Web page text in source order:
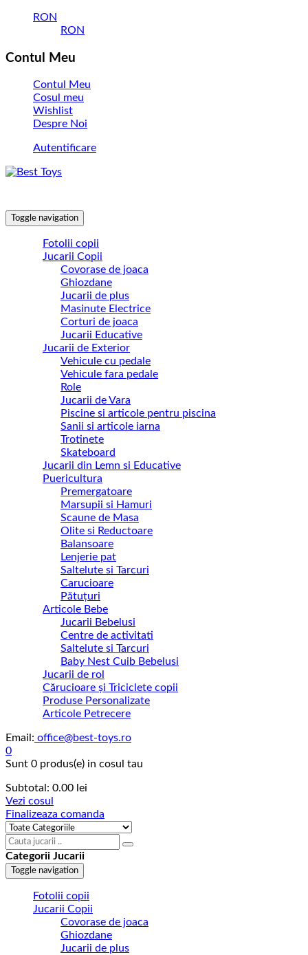
RON
RON
Contul Meu
Contul Meu
Cosul meu
Wishlist
Despre Noi
Autentificare
Toggle navigation
Fotolii copii
Jucarii Copii
Covorase de joaca
Ghiozdane
Jucarii de plus
Masinute Electrice
Corturi de joaca
Jucarii Educative
Jucarii de Exterior
Vehicule cu pedale
Vehicule fara pedale
Role
Jucarii de Vara
Piscine si articole pentru piscina
Sanii si articole iarna
Trotinete
Skateboard
Jucarii din Lemn si Educative
Puericultura
Premergatoare
Marsupii si Hamuri
Scaune de Masa
Olite si Reductoare
Balansoare
Lenjerie pat
Saltelute si Tarcuri
Carucioare
Pătuțuri
Articole Bebe
Jucarii Bebelusi
Centre de activitati
Saltelute si Tarcuri
Baby Nest Cuib Bebelusi
Jucarii de rol
Cărucioare și Triciclete copii
Produse Personalizate
Articole Petrecere
Email: office@best-toys.ro
0
Sunt 0 produs(e) in cosul tau
Subtotal: 0.00 lei
Vezi cosul
Finalizeaza comanda
Categorii Jucarii
Toggle navigation
Fotolii copii
Jucarii Copii
Covorase de joaca
Ghiozdane
Jucarii de plus